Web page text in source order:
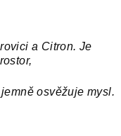
a Citron. Je
osvěžuje mysl.